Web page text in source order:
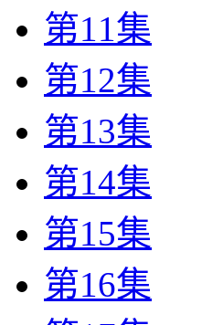
第11集
第12集
第13集
第14集
第15集
第16集